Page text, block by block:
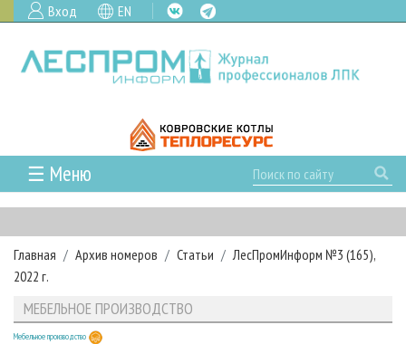
Вход EN
☰ Меню
ГЛАВНАЯ
РУБРИКИ И ТЕМЫ
РУБРИКИ ЖУРНАЛА
ЛЕСОЗАГОТОВКА
НОВОСТИ
НОВОСТИ ЛПК
ПРОЕКТЫ ЛПИ
АНАЛИТИКА
АРХИВ
Главная Архив номеров Статьи
ЛесПромИнформ №3 (165),
2022 г.
МЕБЕЛЬНОЕ ПРОИЗВОДСТВО
Мебельное производство